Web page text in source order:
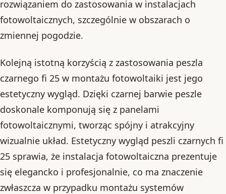
rozwiązaniem do zastosowania w instalacjach
fotowoltaicznych, szczególnie w obszarach o
zmiennej pogodzie.
Kolejną istotną korzyścią z zastosowania peszla
czarnego fi 25 w montażu fotowoltaiki jest jego
estetyczny wygląd. Dzięki czarnej barwie peszle
doskonale komponują się z panelami
fotowoltaicznymi, tworząc spójny i atrakcyjny
wizualnie układ. Estetyczny wygląd peszli czarnych fi
25 sprawia, że instalacja fotowoltaiczna prezentuje
się elegancko i profesjonalnie, co ma znaczenie
zwłaszcza w przypadku montażu systemów